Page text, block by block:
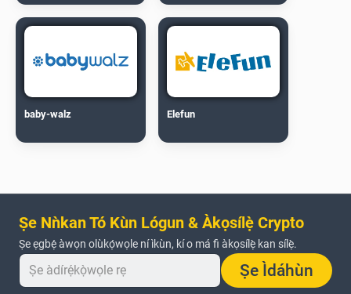
baby-walz Elefun
Ṣe Nǹkan Tó Kùn Lógun & Àkọsílẹ̀ Crypto
Ṣe ẹgbẹ́ àwọn olùkọ́wọle ní ìkùn, kí o má fi àkọsílẹ̀ kan sílẹ̀.
Ṣe Ìdáhùn